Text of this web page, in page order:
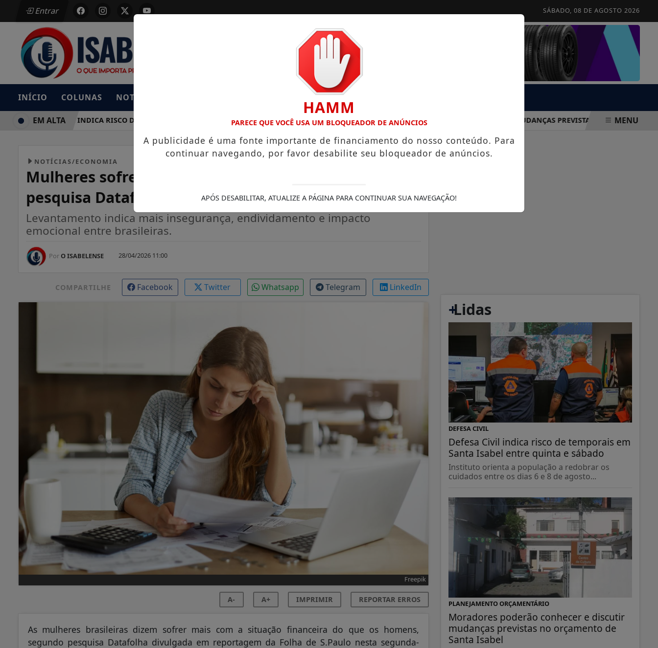
Entrar SÁBADO, 08 DE AGOSTO 2026
INÍCIO COLUNAS NOTÍCIAS PUBLICIDADES LEGAIS
DEFESA CIVIL INDICA RISCO DE TEMPORAIS EM SANTA ISABEL ENTRE QUINTA E SÁBADO MORADORES PODERÃO CONHECER E DISCUTIR MUDANÇAS PREVISTAS NO ORÇAMENTO DE
EM ALTA MENU
NOTÍCIAS/ECONOMIA
Mulheres sofrem mais com finanças, aponta
pesquisa Datafolha
Levantamento indica mais insegurança, endividamento e impacto
emocional entre brasileiras.
Por O ISABELENSE 28/04/2026 11:00
COMPARTILHE Facebook Twitter Whatsapp Telegram LinkedIn
Freepik
A- A+ IMPRIMIR REPORTAR ERROS
As mulheres brasileiras dizem sofrer mais com a situação financeira do que os homens,
segundo pesquisa Datafolha divulgada em reportagem da Folha de S.Paulo nesta segunda-
+
Lidas
DEFESA CIVIL
Defesa Civil indica risco de temporais em
Santa Isabel entre quinta e sábado
Instituto orienta a população a redobrar os
cuidados entre os dias 6 e 8 de agosto...
PLANEJAMENTO ORÇAMENTÁRIO
Moradores poderão conhecer e discutir
mudanças previstas no orçamento de
Santa Isabel
HAMM
PARECE QUE VOCÊ USA UM BLOQUEADOR DE ANÚNCIOS
A publicidade é uma fonte importante de financiamento do nosso conteúdo. Para
continuar navegando, por favor desabilite seu bloqueador de anúncios.
APÓS DESABILITAR, ATUALIZE A PÁGINA PARA CONTINUAR SUA NAVEGAÇÃO!